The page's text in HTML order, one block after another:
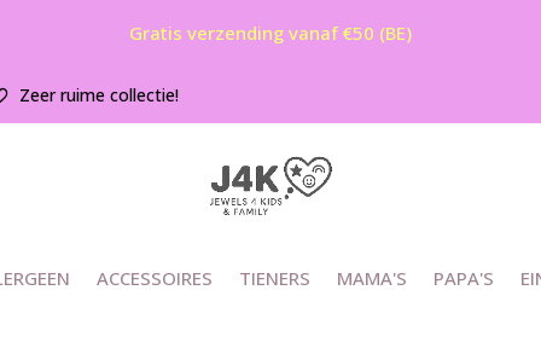
ACCESSOIRES TIENERS MAMA'S PAPA'S
Zeer ruime collectie!
Gratis verzending vanaf €50 (BE)